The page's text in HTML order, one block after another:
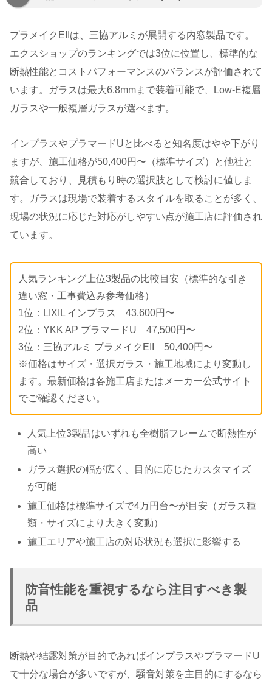
プラメイクEIIは、三協アルミが展開する内窓製品です。
エクスショップのランキングでは3位に位置し、標準的な
断熱性能とコストパフォーマンスのバランスが評価されて
います。ガラスは最大6.8mmまで装着可能で、Low-E複層
ガラスや一般複層ガラスが選べます。
インプラスやプラマードUと比べると知名度はやや下がり
ますが、施工価格が50,400円〜（標準サイズ）と他社と
競合しており、見積もり時の選択肢として検討に値しま
す。ガラスは現場で装着するスタイルを取ることが多く、
現場の状況に応じた対応がしやすい点が施工店に評価され
ています。
人気ランキング上位3製品の比較目安（標準的な引き
違い窓・工事費込み参考価格）
1位：LIXIL インプラス 43,600円〜
2位：YKK AP プラマードU 47,500円〜
3位：三協アルミ プラメイクEII 50,400円〜
※価格はサイズ・選択ガラス・施工地域により変動し
ます。最新価格は各施工店またはメーカー公式サイト
でご確認ください。
人気上位3製品はいずれも全樹脂フレームで断熱性が
高い
ガラス選択の幅が広く、目的に応じたカスタマイズ
が可能
施工価格は標準サイズで4万円台〜が目安（ガラス種
類・サイズにより大きく変動）
施工エリアや施工店の対応状況も選択に影響する
防音性能を重視するなら注目すべき製
品
断熱や結露対策が目的であればインプラスやプラマードU
で十分な場合が多いですが、騒音対策を主目的にするなら